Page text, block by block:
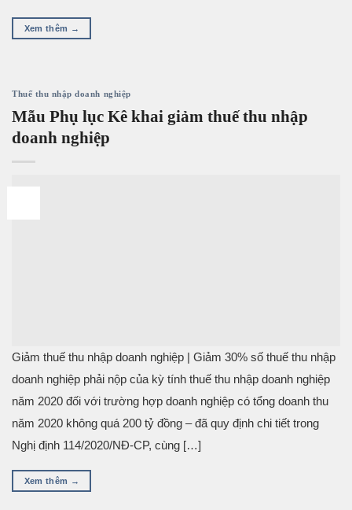
Xem thêm →
Thuế thu nhập doanh nghiệp
Mẫu Phụ lục Kê khai giảm thuế thu nhập
doanh nghiệp
Giảm thuế thu nhập doanh nghiệp | Giảm 30% số thuế thu nhập
doanh nghiệp phải nộp của kỳ tính thuế thu nhập doanh nghiệp
năm 2020 đối với trường hợp doanh nghiệp có tổng doanh thu
năm 2020 không quá 200 tỷ đồng – đã quy định chi tiết trong
Nghị định 114/2020/NĐ-CP, cùng […]
Xem thêm →